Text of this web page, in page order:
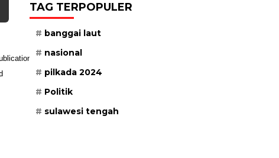
TAG TERPOPULER
banggai laut
nasional
pilkada 2024
Politik
sulawesi tengah